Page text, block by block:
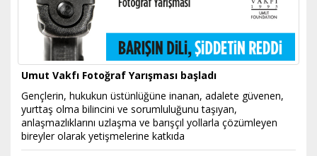
Umut Vakfı Fotoğraf Yarışması başladı
Gençlerin, hukukun üstünlüğüne inanan, adalete güvenen,
yurttaş olma bilincini ve sorumluluğunu taşıyan,
anlaşmazlıklarını uzlaşma ve barışçıl yollarla çözümleyen
bireyler olarak yetişmelerine katkıda